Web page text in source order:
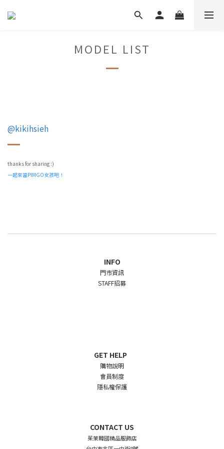
MODEL LIST
@kikihsieh
thanks for sharing :)
一起來當PIMGO女孩吧！
INFO
門市資訊
STAFF招募
GET HELP
購物說明
會員制度
隱私權保護
CONTACT US
茱茉韓國精品服飾店